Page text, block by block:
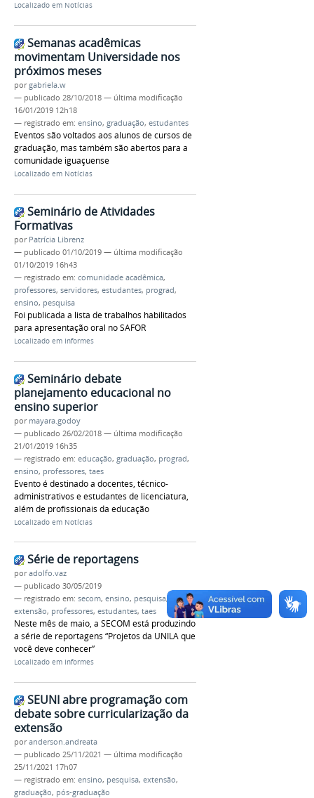
Localizado em Notícias
Semanas acadêmicas
movimentam Universidade nos
próximos meses
porgabriela.w
— publicado 28/10/2018 — última modificação
16/01/2019 12h18
— registrado em: ensino, graduação, estudantes
Eventos são voltados aos alunos de cursos de
graduação, mas também são abertos para a
comunidade iguaçuense
Localizado em Notícias
Seminário de Atividades
Formativas
por Patrícia Librenz
— publicado 01/10/2019 — última modificação
01/10/2019 16h43
— registrado em: comunidade acadêmica,
professores, servidores, estudantes, prograd,
ensino, pesquisa
Foi publicada a lista de trabalhos habilitados
para apresentação oral no SAFOR
Localizado em Informes
Seminário debate
planejamento educacional no
ensino superior
por mayara.godoy
— publicado 26/02/2018 — última modificação
21/01/2019 16h35
— registrado em: educação, graduação, prograd,
ensino, professores, taes
Evento é destinado a docentes, técnico-
administrativos e estudantes de licenciatura,
além de profissionais da educação
Localizado em Notícias
Série de reportagens
poradolfo.vaz
— publicado 30/05/2019
— registrado em: secom, ensino, pesquisa,
extensão, professores, estudantes, taes
Neste mês de maio, a SECOM está produzindo
a série de reportagens “Projetos da UNILA que
você deve conhecer”
Localizado em Informes
SEUNI abre programação com
debate sobre curricularização da
extensão
poranderson.andreata
— publicado 25/11/2021 — última modificação
25/11/2021 17h07
— registrado em: ensino, pesquisa, extensão,
graduação, pós-graduação